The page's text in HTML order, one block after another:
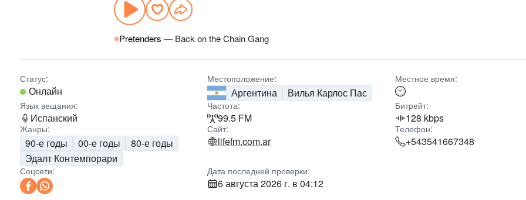
Pretenders — Back on the Chain Gang
Статус:
Онлайн
Местоположение:
Аргентина Вилья Карлос Пас
Местное время:
Язык вещания:
Испанский
Частота:
99.5 FM
Битрейт:
128 kbps
Жанры:
90-е годы 00-е годы
80-е годы
Эдалт Контемпорари
Сайт:
lifefm.com.ar
Телефон:
+543541667348
Соцсети: Дата последней проверки:
6 августа 2026 г. в 04:12